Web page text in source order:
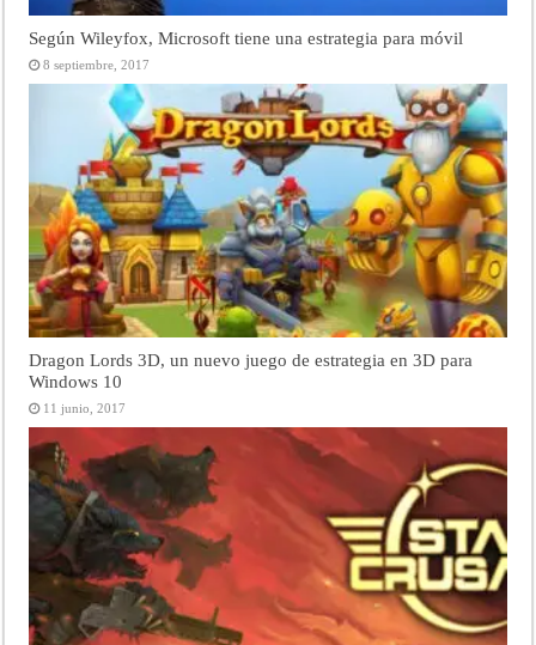
Según Wileyfox, Microsoft tiene una estrategia para móvil
8 septiembre, 2017
Dragon Lords 3D, un nuevo juego de estrategia en 3D para
Windows 10
11 junio, 2017